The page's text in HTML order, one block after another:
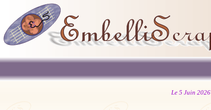
Le 5 Juin 2026